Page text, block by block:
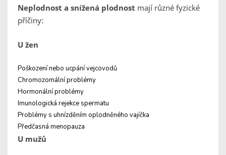
Neplodnost a snížená plodnost mají různé fyzické
příčiny:
U žen
Poškození nebo ucpání vejcovodů
Chromozomální problémy
Hormonální problémy
Imunologická rejekce spermatu
Problémy s uhnízděním oplodněného vajíčka
Předčasná menopauza
U mužů